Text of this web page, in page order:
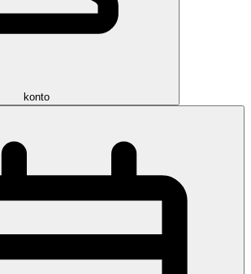
konto